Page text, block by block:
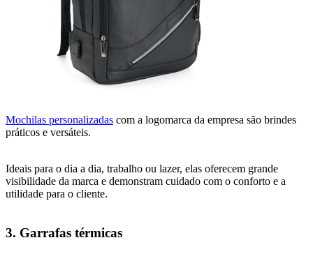
Mochilas personalizadas com a logomarca da empresa são brindes
práticos e versáteis.
Ideais para o dia a dia, trabalho ou lazer, elas oferecem grande
visibilidade da marca e demonstram cuidado com o conforto e a
utilidade para o cliente.
3. Garrafas térmicas